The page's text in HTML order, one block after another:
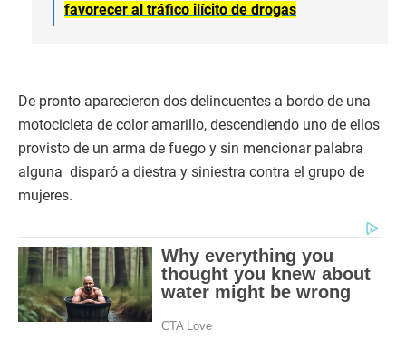
favorecer al tráfico ilícito de drogas
De pronto aparecieron dos delincuentes a bordo de una
motocicleta de color amarillo, descendiendo uno de ellos
provisto de un arma de fuego y sin mencionar palabra
alguna disparó a diestra y siniestra contra el grupo de
mujeres.